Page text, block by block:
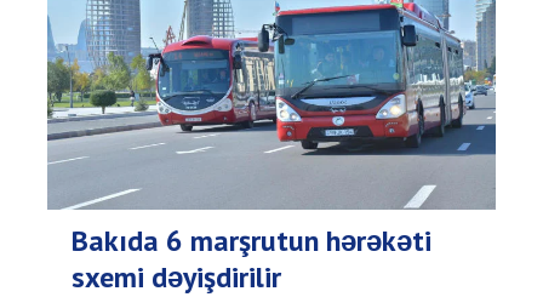
Bakıda 6 marşrutun hərəkəti
sxemi dəyişdirilir